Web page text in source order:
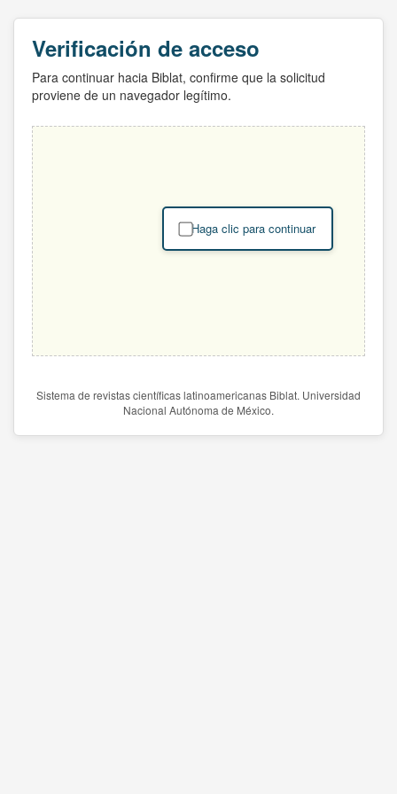
Verificación de acceso
Para continuar hacia Biblat, confirme que la solicitud
proviene de un navegador legítimo.
Haga clic para continuar
Sistema de revistas científicas latinoamericanas Biblat. Universidad
Nacional Autónoma de México.